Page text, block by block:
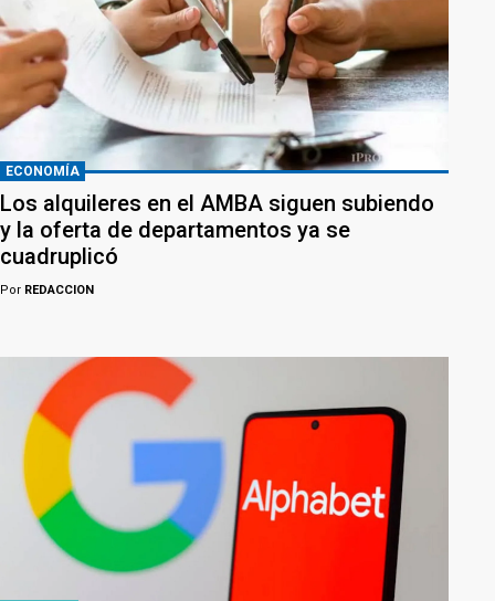
ECONOMÍA
Los alquileres en el AMBA siguen subiendo
y la oferta de departamentos ya se
cuadruplicó
Por REDACCION